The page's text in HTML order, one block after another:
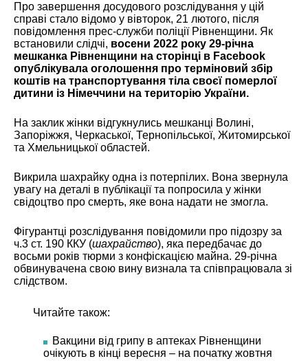
Про завершення досудового розслідування у цій
справі стало відомо у вівторок, 21 лютого, після
повідомлення прес-служби поліції Рівненщини. Як
встановили слідчі, восени 2022 року 29-річна
мешканка Рівненщини на сторінці в Facebook
опублікувала оголошення про терміновий збір
коштів на транспортування тіла своєї померлої
дитини із Німеччини на територію України.
На заклик жінки відгукнулись мешканці Волині,
Запоріжжя, Черкаської, Тернопільської, Житомирської
та Хмельницької областей.
Викрила шахрайку одна із потерпілих. Вона звернула
увагу на деталі в публікації та попросила у жінки
свідоцтво про смерть, яке вона надати не змогла.
Фігурантці розслідування повідомили про підозру за
ч.3 ст. 190 ККУ (шахрайство), яка передбачає до
восьми років тюрми з конфіскацією майна. 29-річна
обвинувачена свою вину визнала та співпрацювала зі
слідством.
Читайте також:
Вакцини від грипу в аптеках Рівненщини
очікують в кінці вересня – на початку жовтня